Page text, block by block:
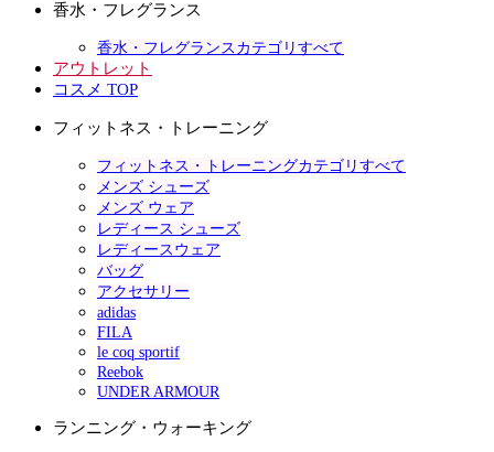
香水・フレグランス
香水・フレグランスカテゴリすべて
アウトレット
コスメ TOP
フィットネス・トレーニング
フィットネス・トレーニングカテゴリすべて
メンズ シューズ
メンズ ウェア
レディース シューズ
レディースウェア
バッグ
アクセサリー
adidas
FILA
le coq sportif
Reebok
UNDER ARMOUR
ランニング・ウォーキング